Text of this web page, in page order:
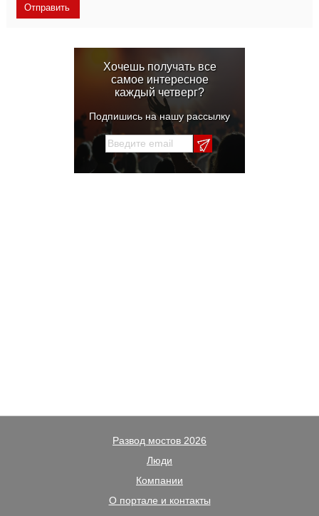
Хочешь получать все
самое интересное
каждый четверг?
Подпишись на нашу рассылку
Развод мостов 2026
Люди
Компании
О портале и контакты